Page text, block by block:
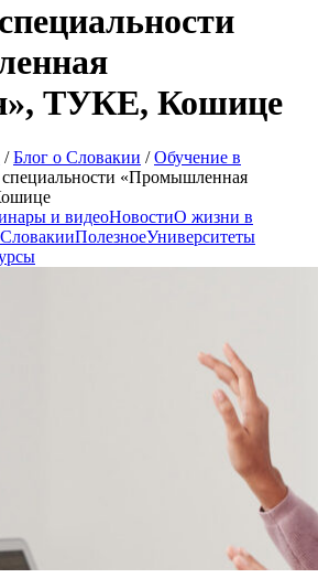
ТУКЕ, Кошице
/Блог о Словакии /Обучение в
«Промышленная
и видеоНовостиО жизни в
ПолезноеУниверситеты